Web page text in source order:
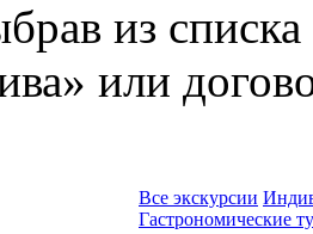
из
или
Все экскурсии
Гастрономические